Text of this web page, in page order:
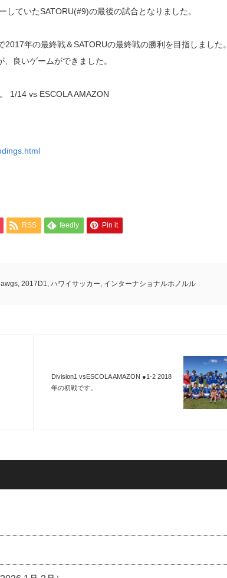
ていたSATORU(#9)の最後の試合となりました。
年の最終戦＆SATORUの最終戦の勝利を目指しました。
良いゲームができました。
1/14 vs ESCOLA AMAZON
RSS feedly Pin it
, 2017D1 ハワイサッカー インターナショナルホノルル
Division1 vsESCOLA AMAZON ●1-2 2018
年の初戦です。